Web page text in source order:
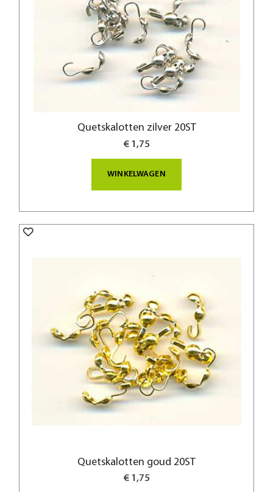
Quetskalotten zilver 20ST
€ 1,75
WINKELWAGEN
Quetskalotten goud 20ST
€ 1,75